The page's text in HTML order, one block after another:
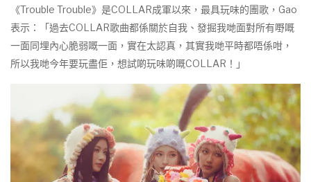
《Trouble Trouble》是COLLAR成軍以來，最具玩味的團歌，Gao
表示：「過去COLLAR歌曲都係關於自我、發掘我哋面對所有嘢嘅
一面同埋內心脆弱嘅一面，實在太認真，其實我哋平時都唔係咁，
所以我哋今年要玩盡佢，想試啲玩味啲嘅COLLAR！」